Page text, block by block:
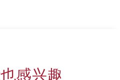
感兴趣